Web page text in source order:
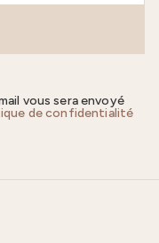
vous sera envoyé
de confidentialité